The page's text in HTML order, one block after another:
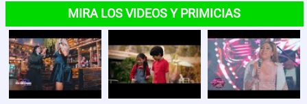
MIRA LOS VIDEOS Y PRIMICIAS